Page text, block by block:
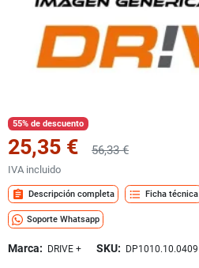
55% de descuento
25,35 € 56,33 €
IVA incluido
assignment Descripción completa format_list_bulleted Ficha técnica
Soporte Whatsapp
Marca: DRIVE + SKU: DP1010.10.0409